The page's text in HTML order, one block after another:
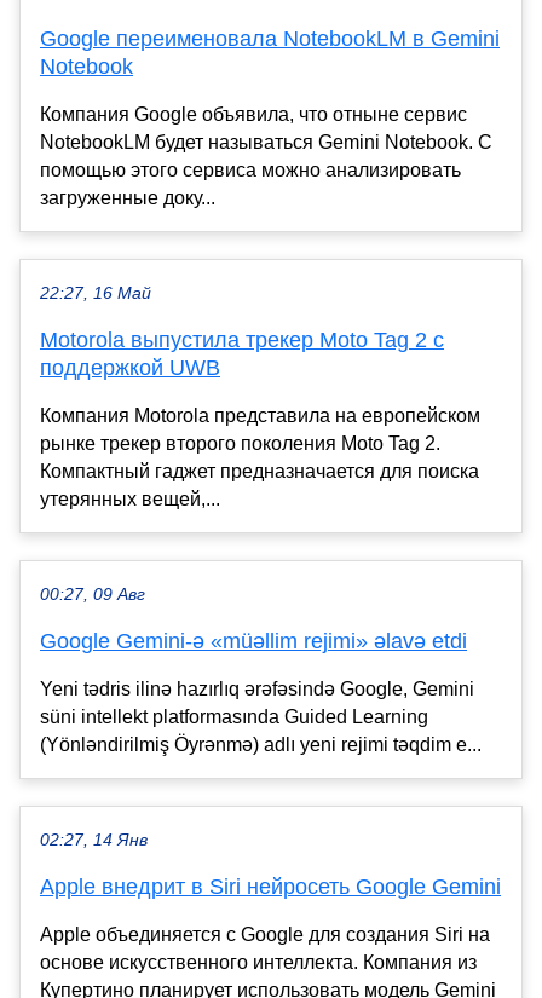
Google переименовала NotebookLM в Gemini
Notebook
Компания Google объявила, что отныне сервис
NotebookLM будет называться Gemini Notebook. С
помощью этого сервиса можно анализировать
загруженные доку...
22:27, 16 Май
Motorola выпустила трекер Moto Tag 2 с
поддержкой UWB
Компания Motorola представила на европейском
рынке трекер второго поколения Moto Tag 2.
Компактный гаджет предназначается для поиска
утерянных вещей,...
00:27, 09 Авг
Google Gemini-ə «müəllim rejimi» əlavə etdi
Yeni tədris ilinə hazırlıq ərəfəsində Google, Gemini
süni intellekt platformasında Guided Learning
(Yönləndirilmiş Öyrənmə) adlı yeni rejimi təqdim e...
02:27, 14 Янв
Apple внедрит в Siri нейросеть Google Gemini
Apple объединяется с Google для создания Siri на
основе искусственного интеллекта. Компания из
Купертино планирует использовать модель Gemini